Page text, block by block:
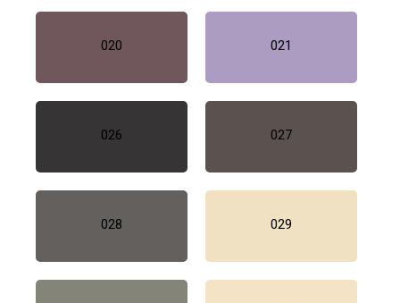
020 021
026 027
028 029